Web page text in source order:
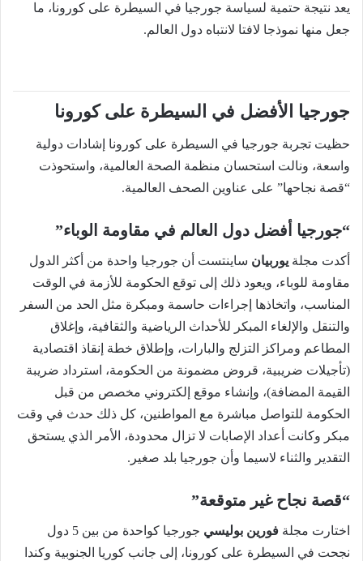
يعد نتيجة حتمية لسياسة جورجيا في السيطرة على كورونا، ما
جعل منها نموذجا لافتا لانتباه دول العالم.
جورجيا الأفضل في السيطرة على كورونا
حظيت تجربة جورجيا في السيطرة على كورونا إشادات دولية
واسعة، ونالت استحسان منظمة الصحة العالمية، واستحوذت
“قصة نجاحها” على عناوين الصحف العالمية.
“جورجيا أفضل دول العالم في مقاومة الوباء”
أكدت مجلة يوربيان ساينتست أن جورجيا واحدة من أكثر الدول
مقاومة للوباء، ويعود ذلك إلى توقع الحكومة للأزمة في الوقت
المناسب، واتخاذها إجراءات حاسمة ومبكرة مثل الحد من السفر
والتنقل والإلغاء المبكر للأحداث الرياضية والثقافية، وإغلاق
المطاعم ومراكز التزلج والبارات، وإطلاق خطة إنقاذ اقتصادية
(تأجيلات ضريبية، قروض مضمونة من الحكومة، استرداد ضريبة
القيمة المضافة)، وإنشاء موقع إلكتروني مخصص من قبل
الحكومة للتواصل مباشرة مع المواطنين، كل ذلك حدث في وقت
مبكر وكانت أعداد الإصابات لا تزال محدودة، الأمر الذي يستحق
التقدير والثناء لاسيما وأن جورجيا بلد صغير.
“قصة نجاح غير متوقعة”
اختارت مجلة فورين بوليسي
جورجيا كواحدة من بين 5 دول
نجحت في السيطرة على كورونا، إلى جانب كوريا الجنوبية وكندا